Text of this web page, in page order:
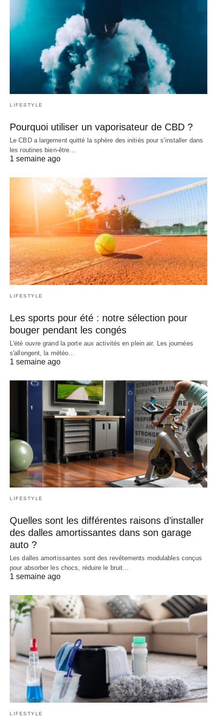
LIFESTYLE
Pourquoi utiliser un vaporisateur de CBD ?
Le CBD a largement quitté la sphère des initiés pour s'installer dans
les routines bien-être…
1 semaine ago
LIFESTYLE
Les sports pour été : notre sélection pour
bouger pendant les congés
L'été ouvre grand la porte aux activités en plein air. Les journées
s'allongent, la météo…
1 semaine ago
LIFESTYLE
Quelles sont les différentes raisons d’installer
des dalles amortissantes dans son garage
auto ?
Les dalles amortissantes sont des revêtements modulables conçus
pour absorber les chocs, réduire le bruit…
1 semaine ago
LIFESTYLE